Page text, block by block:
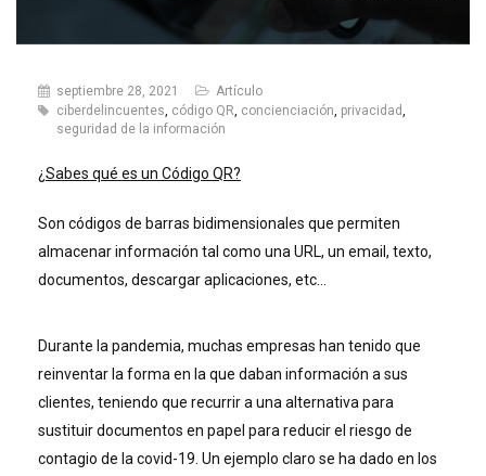
septiembre 28, 2021
Artículo
ciberdelincuentes, código QR, concienciación, privacidad,
seguridad de la información
¿Sabes qué es un Código QR?
Son códigos de barras bidimensionales que permiten
almacenar información tal como una URL, un email, texto,
documentos, descargar aplicaciones, etc…
Durante la pandemia, muchas empresas han tenido que
reinventar la forma en la que daban información a sus
clientes, teniendo que recurrir a una alternativa para
sustituir documentos en papel para reducir el riesgo de
contagio de la covid-19. Un ejemplo claro se ha dado en los